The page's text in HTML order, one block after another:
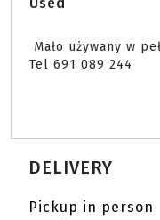
Tel 691 089 244
DELIVERY
Pickup in person